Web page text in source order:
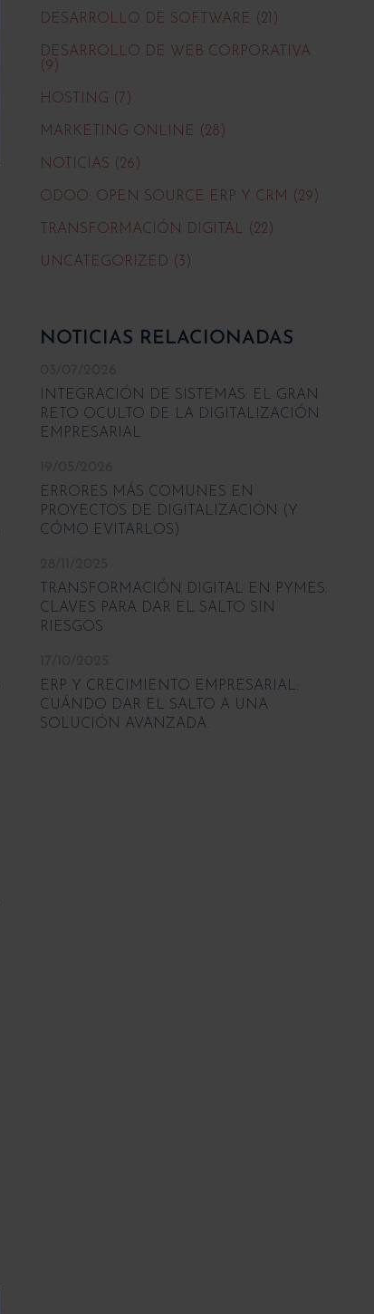
DESARROLLO DE SOFTWARE (21)
DESARROLLO DE WEB CORPORATIVA
(9)
HOSTING (7)
MARKETING ONLINE (28)
NOTICIAS (26)
ODOO: OPEN SOURCE ERP Y CRM (29)
TRANSFORMACIÓN DIGITAL (22)
UNCATEGORIZED (3)
NOTICIAS RELACIONADAS
INTEGRACIÓN DE SISTEMAS: EL GRAN
RETO OCULTO DE LA DIGITALIZACIÓN
EMPRESARIAL
ERRORES MÁS COMUNES EN
PROYECTOS DE DIGITALIZACIÓN (Y
CÓMO EVITARLOS)
TRANSFORMACIÓN DIGITAL EN PYMES:
CLAVES PARA DAR EL SALTO SIN
RIESGOS
ERP Y CRECIMIENTO EMPRESARIAL:
CUÁNDO DAR EL SALTO A UNA
SOLUCIÓN AVANZADA.